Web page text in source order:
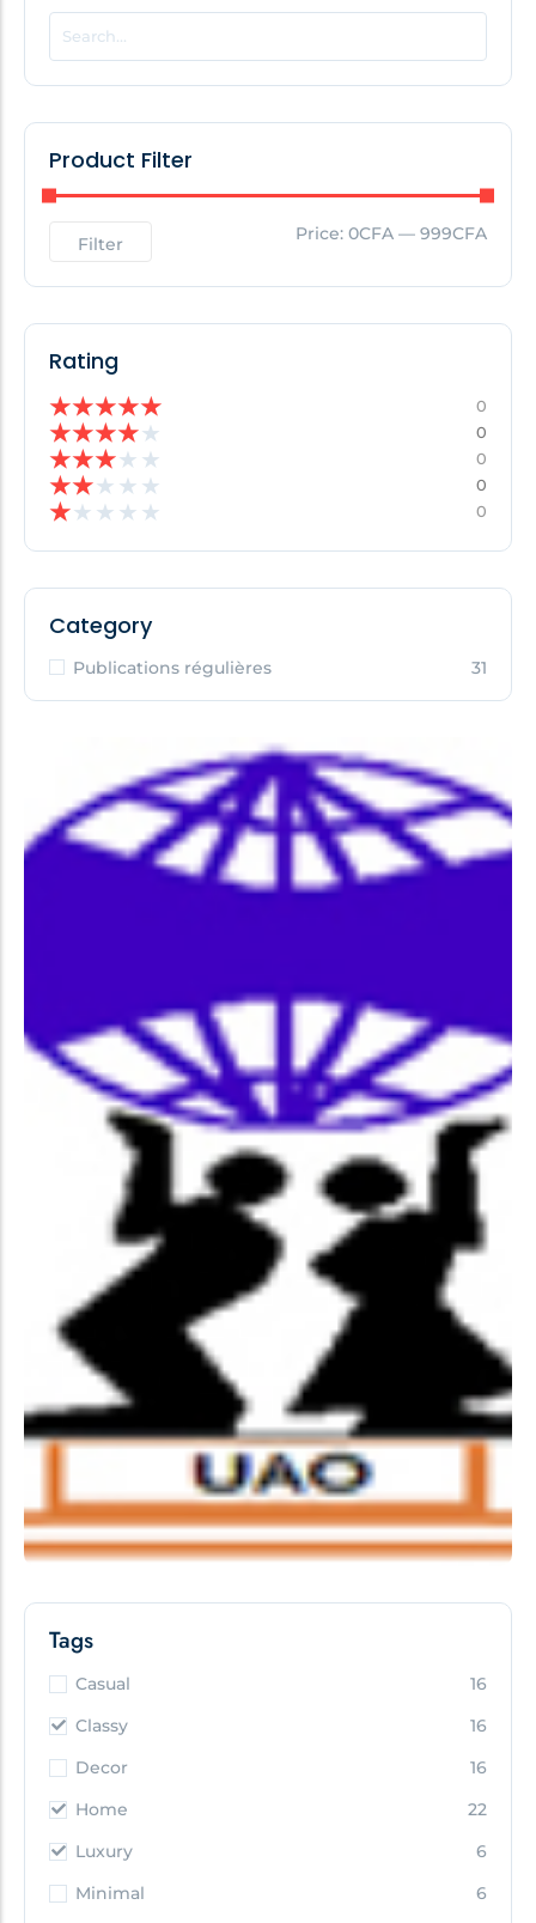
POPULAR THIS WEEK
No Posts Found!
No Posts Found!
Product Filter
Filter Price: 0CFA — 999CFA
Rating
★★★★★ 0
★★★★★ 0
★★★★ ★ 0
★★★ ★ ★ 0
★★ ★ ★ ★ 0
Category
Publications régulières 31
Tags
Casual
16
Classy
16
Decor
16
Home
22
Luxury
6
Minimal
6